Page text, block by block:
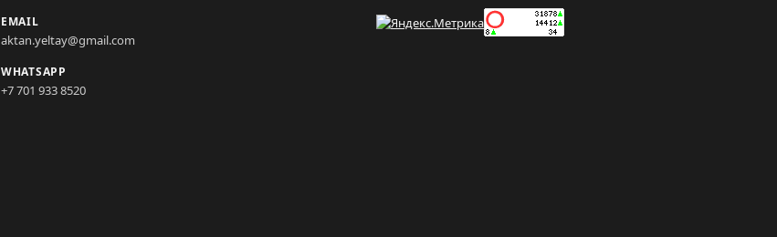
EMAIL
aktan.yeltay@gmail.com
WHATSAPP
+7 701 933 8520